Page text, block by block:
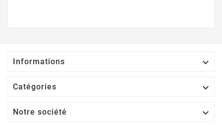
Informations 
Catégories 
Notre société 